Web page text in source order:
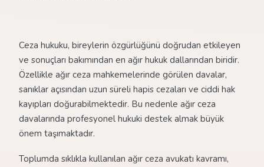
Ceza hukuku, bireylerin özgürlüğünü doğrudan etkileyen
ve sonuçları bakımından en ağır hukuk dallarından biridir.
Özellikle ağır ceza mahkemelerinde görülen davalar,
sanıklar açısından uzun süreli hapis cezaları ve ciddi hak
kayıpları doğurabilmektedir. Bu nedenle ağır ceza
davalarında profesyonel hukuki destek almak büyük
önem taşımaktadır.
Toplumda sıklıkla kullanılan ağır ceza avukatı kavramı,